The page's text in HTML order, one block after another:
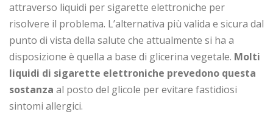
attraverso liquidi per sigarette elettroniche per
risolvere il problema. L’alternativa più valida e sicura dal
punto di vista della salute che attualmente si ha a
disposizione è quella a base di glicerina vegetale. Molti
liquidi di sigarette elettroniche prevedono questa
sostanza al posto del glicole per evitare fastidiosi
sintomi allergici.